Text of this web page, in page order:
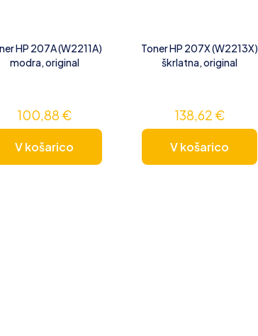
HP 207A (W2211A)
modra, original
100,88 €
V košarico
Toner HP 207X (W2213X)
škrlatna, original
138,62 €
V košarico